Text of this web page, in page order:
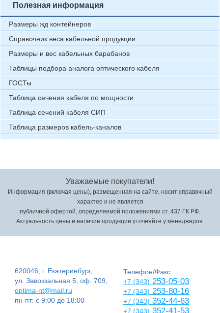
Полезная информация
Размеры жд контейнеров
Справочник веса кабельной продукции
Размеры и вес кабельных барабанов
Таблицы подбора аналога оптического кабеля
ГОСТы
Таблица сечения кабеля по мощности
Таблица сечений кабеля СИП
Таблица размеров кабель-каналов
Уважаемые покупатели!
Информация (включая цены), размещенная на сайте, носит справочный
характер и не является
публичной офертой, определяемой положениями ст. 437 ГК РФ.
Актуальность цены и наличие продукции уточняйте у менеджеров.
620046, г. Екатеринбург,
ул. Завокзальная 5, оф. 709,
optima-nt@mail.ru
пн-пт: с 9:00 до 18:00
Телефон/Факс
+7 (343) 253-05-03
+7 (343) 253-80-16
+7 (343) 352-44-63
+7 (343) 352-41-53